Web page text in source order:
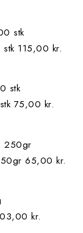
115,00 kr.
75,00 kr.
65,00 kr.
kr.